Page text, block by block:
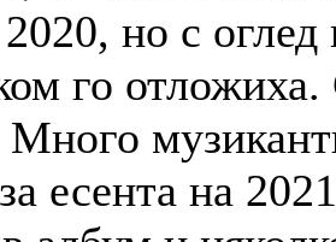
но с
го отложиха.
есента на